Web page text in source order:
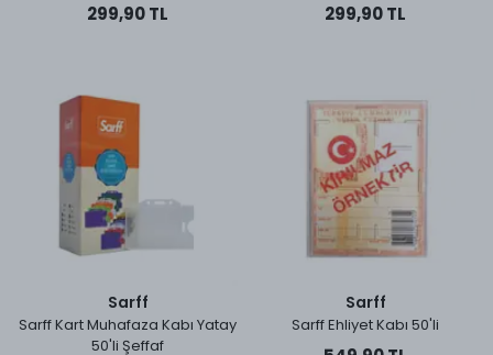
299,90 TL 299,90 TL
Sarff
Sarff Kart Muhafaza Kabı Yatay
50'li Şeffaf
Sarff
Sarff Ehliyet Kabı 50'li